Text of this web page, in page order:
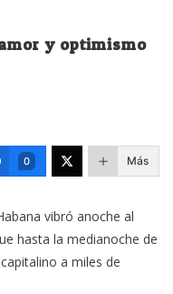
y optimismo
0 Más
vibró anoche al
hasta la medianoche de
a miles de